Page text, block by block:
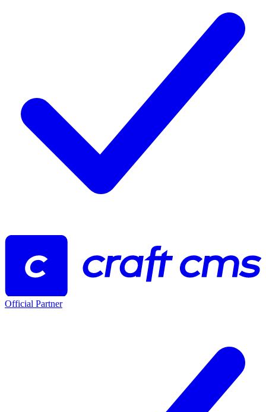
Official Partner